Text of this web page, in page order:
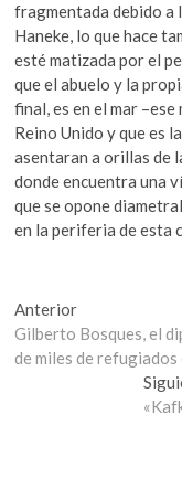
fragmentada debido
Haneke, lo que hace
esté matizada por el
que el abuelo y la
final, es en el mar
Reino Unido y que es
asentaran a orillas de
donde encuentra una
que se opone
en la periferia de esta
Navegación
de
AnteriorEntrada
anterior:
Gilberto Bosques, el
de miles de